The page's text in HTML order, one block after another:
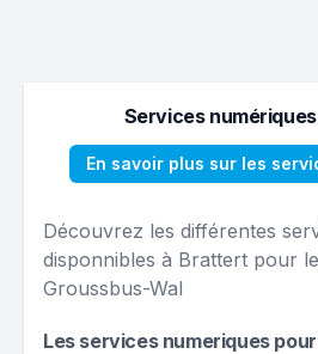
Services
En savoir plus sur les
Découvrez les différentes
disponnibles à Brattert pour
Groussbus-Wal
Les services numeriques